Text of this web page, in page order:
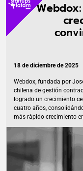
18 de diciembre de 2025
Webdox, fundada por
chilena de gestión
logrado un crecimiento
cuatro años,
más rápido crecimiento
Brasil ha sido clave para
Contract Lifecycle
compañía, que permite a
el ciclo de vida de sus
post-firma, opera